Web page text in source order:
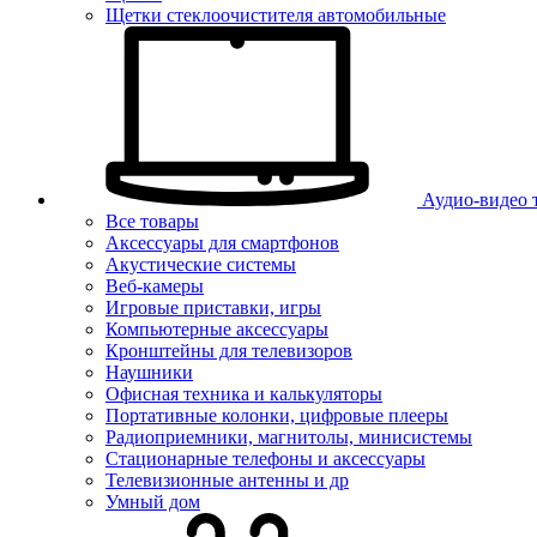
Щетки стеклоочистителя автомобильные
Аудио-видео
Все товары
Аксессуары для смартфонов
Акустические системы
Веб-камеры
Игровые приставки, игры
Компьютерные аксессуары
Кронштейны для телевизоров
Наушники
Офисная техника и калькуляторы
Портативные колонки, цифровые плееры
Радиоприемники, магнитолы, минисистемы
Стационарные телефоны и аксессуары
Телевизионные антенны и др
Умный дом